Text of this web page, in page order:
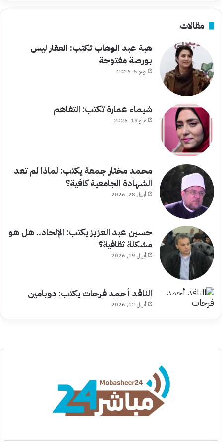
مقالات
هبة عبد الوهاب تكتب: العقار ليس
بورصة مفتوحة
يونيو 5, 2026
شيماء عمارة تكتب: التفاهم
مايو 19, 2026
محمد مختار جمعة يكتب: لماذا لم تعد
الشهادة الجامعية كافية؟
أبريل 28, 2026
حسين عبد العزيز يكتب: الإلحاد.. هل هو
مشكلة ثقافية؟
أبريل 19, 2026
الناقد أحمد فرحات يكتب: دوبامين
أبريل 12, 2026